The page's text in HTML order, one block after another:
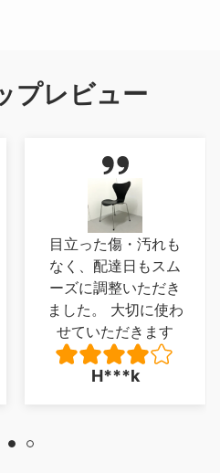
プレビュー
傷・汚れも
達日もスム
整いただき
大切に使わ
ただきます
実物は想
ノでした
真では気
った木で
性のある
うのもよ